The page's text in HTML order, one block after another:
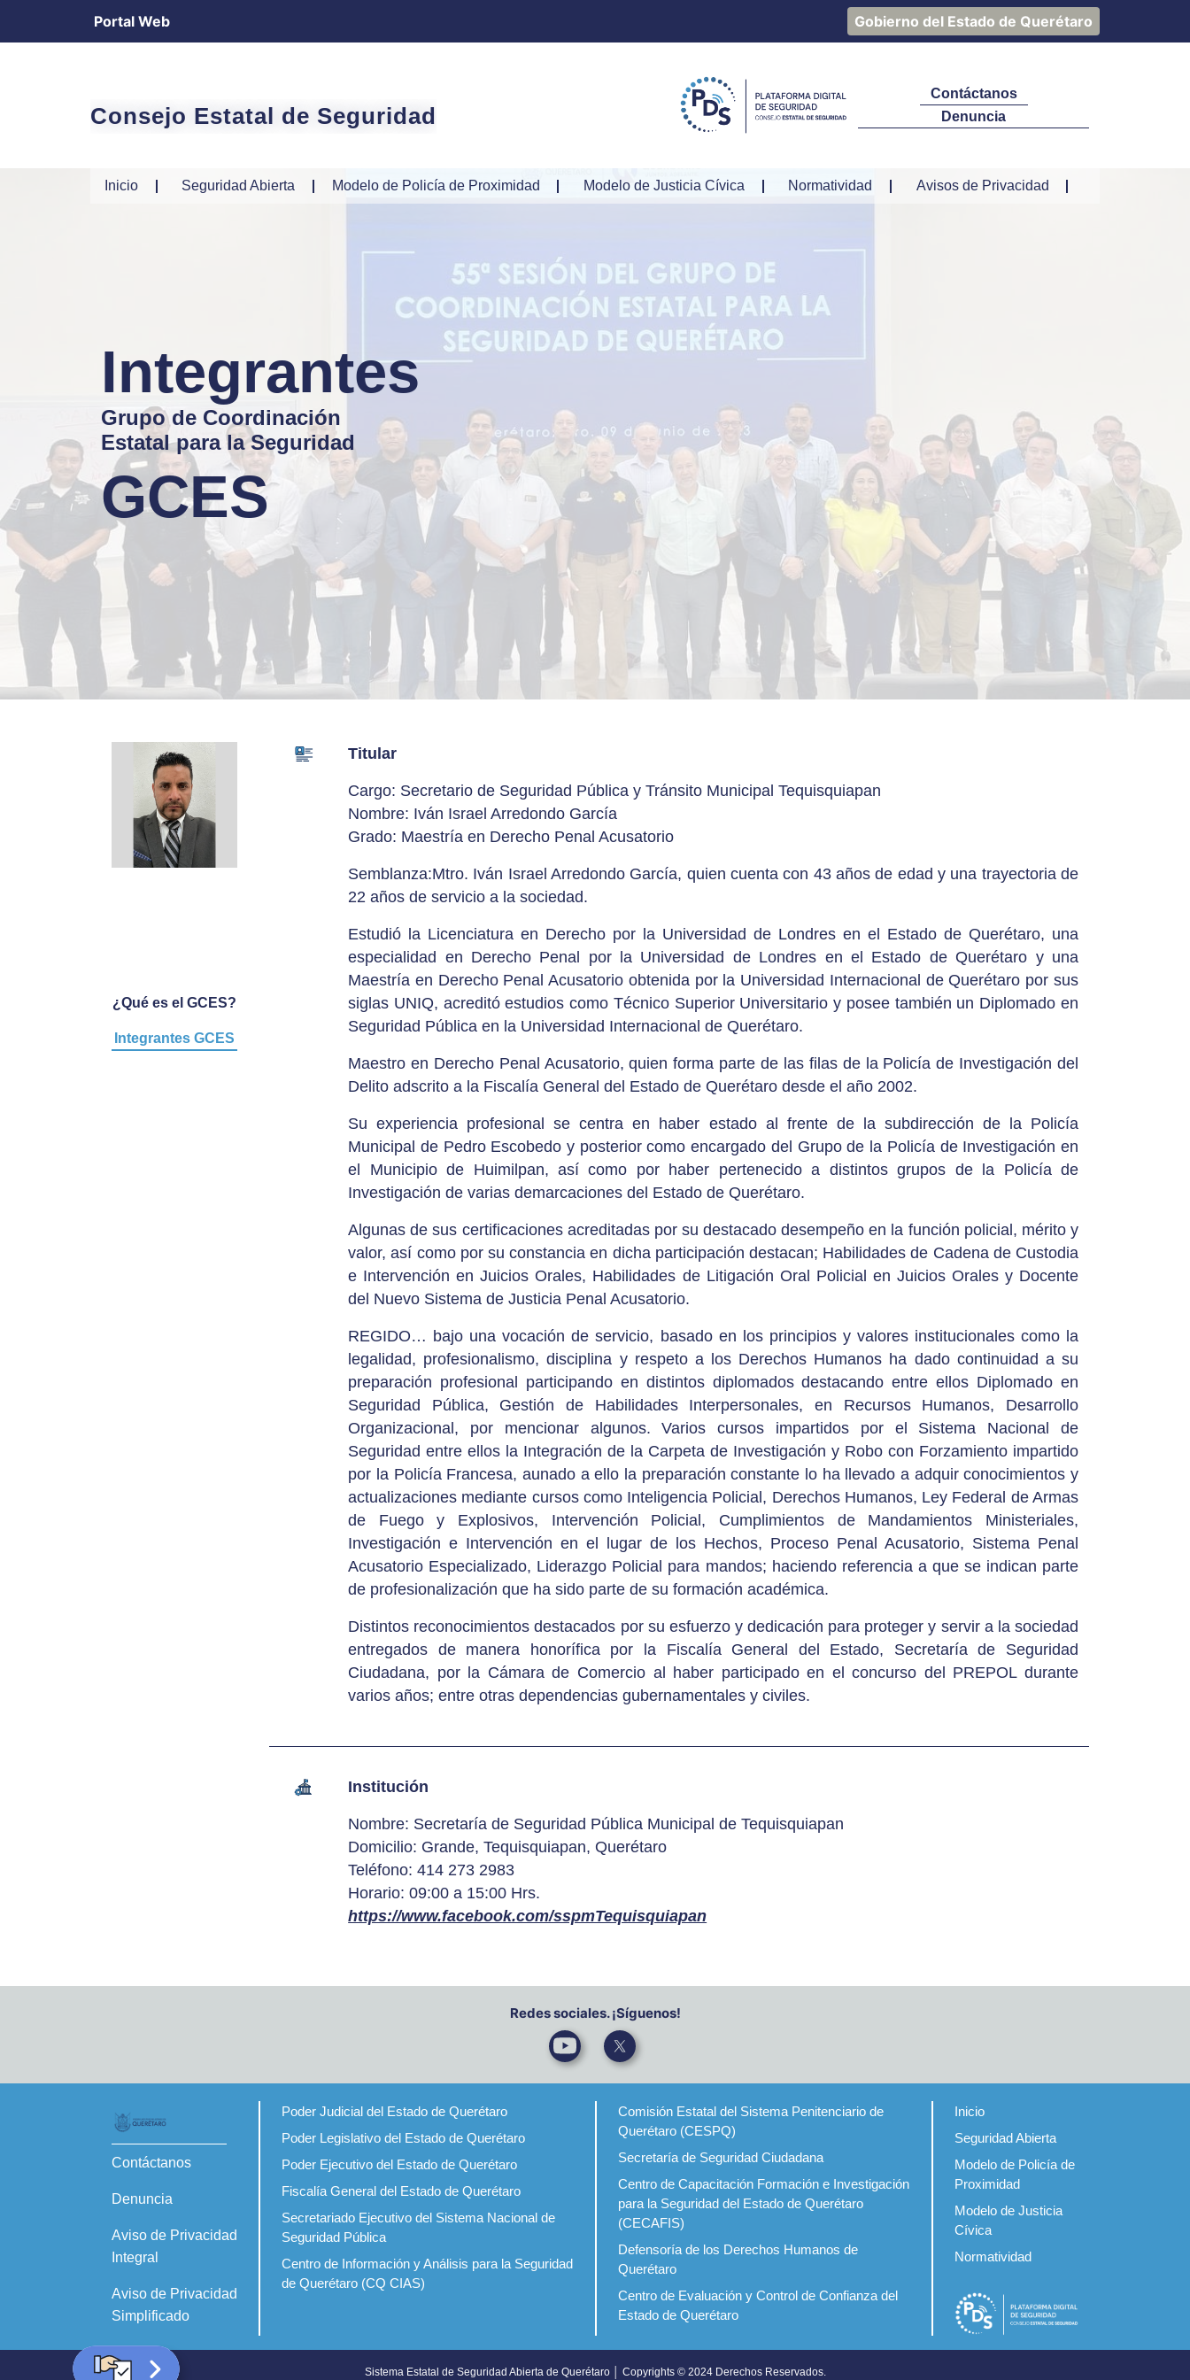
Portal Web Gobierno del Estado de Querétaro
Consejo Estatal de Seguridad
Contáctanos
Denuncia
Inicio Seguridad Abierta Modelo de Policía de Proximidad Modelo de Justicia Cívica Normatividad Avisos de Privacidad
Integrantes
Grupo de Coordinación
Estatal para la Seguridad
GCES
¿Qué es el GCES?
Integrantes GCES
Titular
Cargo: Secretario de Seguridad Pública y Tránsito Municipal Tequisquiapan
Nombre: Iván Israel Arredondo García
Grado: Maestría en Derecho Penal Acusatorio
Semblanza:Mtro. Iván Israel Arredondo García, quien cuenta con 43 años de edad y una trayectoria de
22 años de servicio a la sociedad.
Estudió la Licenciatura en Derecho por la Universidad de Londres en el Estado de Querétaro, una
especialidad en Derecho Penal por la Universidad de Londres en el Estado de Querétaro y una
Maestría en Derecho Penal Acusatorio obtenida por la Universidad Internacional de Querétaro por sus
siglas UNIQ, acreditó estudios como Técnico Superior Universitario y posee también un Diplomado en
Seguridad Pública en la Universidad Internacional de Querétaro.
Maestro en Derecho Penal Acusatorio, quien forma parte de las filas de la Policía de Investigación del
Delito adscrito a la Fiscalía General del Estado de Querétaro desde el año 2002.
Su experiencia profesional se centra en haber estado al frente de la subdirección de la Policía
Municipal de Pedro Escobedo y posterior como encargado del Grupo de la Policía de Investigación en
el Municipio de Huimilpan, así como por haber pertenecido a distintos grupos de la Policía de
Investigación de varias demarcaciones del Estado de Querétaro.
Algunas de sus certificaciones acreditadas por su destacado desempeño en la función policial, mérito y
valor, así como por su constancia en dicha participación destacan; Habilidades de Cadena de Custodia
e Intervención en Juicios Orales, Habilidades de Litigación Oral Policial en Juicios Orales y Docente
del Nuevo Sistema de Justicia Penal Acusatorio.
REGIDO… bajo una vocación de servicio, basado en los principios y valores institucionales como la
legalidad, profesionalismo, disciplina y respeto a los Derechos Humanos ha dado continuidad a su
preparación profesional participando en distintos diplomados destacando entre ellos Diplomado en
Seguridad Pública, Gestión de Habilidades Interpersonales, en Recursos Humanos, Desarrollo
Organizacional, por mencionar algunos. Varios cursos impartidos por el Sistema Nacional de
Seguridad entre ellos la Integración de la Carpeta de Investigación y Robo con Forzamiento impartido
por la Policía Francesa, aunado a ello la preparación constante lo ha llevado a adquir conocimientos y
actualizaciones mediante cursos como Inteligencia Policial, Derechos Humanos, Ley Federal de Armas
de Fuego y Explosivos, Intervención Policial, Cumplimientos de Mandamientos Ministeriales,
Investigación e Intervención en el lugar de los Hechos, Proceso Penal Acusatorio, Sistema Penal
Acusatorio Especializado, Liderazgo Policial para mandos; haciendo referencia a que se indican parte
de profesionalización que ha sido parte de su formación académica.
Distintos reconocimientos destacados por su esfuerzo y dedicación para proteger y servir a la sociedad
entregados de manera honorífica por la Fiscalía General del Estado, Secretaría de Seguridad
Ciudadana, por la Cámara de Comercio al haber participado en el concurso del PREPOL durante
varios años; entre otras dependencias gubernamentales y civiles.
Institución
Nombre: Secretaría de Seguridad Pública Municipal de Tequisquiapan
Domicilio: Grande, Tequisquiapan, Querétaro
Teléfono: 414 273 2983
Horario: 09:00 a 15:00 Hrs.
https://www.facebook.com/sspmTequisquiapan
Redes sociales. ¡Síguenos!
Contáctanos
Denuncia
Aviso de Privacidad
Integral
Aviso de Privacidad
Simplificado
Poder Judicial del Estado de Querétaro
Poder Legislativo del Estado de Querétaro
Poder Ejecutivo del Estado de Querétaro
Fiscalía General del Estado de Querétaro
Secretariado Ejecutivo del Sistema Nacional de
Seguridad Pública
Centro de Información y Análisis para la Seguridad
de Querétaro (CQ CIAS)
Comisión Estatal del Sistema Penitenciario de
Querétaro (CESPQ)
Secretaría de Seguridad Ciudadana
Centro de Capacitación Formación e Investigación
para la Seguridad del Estado de Querétaro
(CECAFIS)
Defensoría de los Derechos Humanos de
Querétaro
Centro de Evaluación y Control de Confianza del
Estado de Querétaro
Inicio
Seguridad Abierta
Modelo de Policía de
Proximidad
Modelo de Justicia
Cívica
Normatividad
Sistema Estatal de Seguridad Abierta de Querétaro │ Copyrights © 2024 Derechos Reservados.